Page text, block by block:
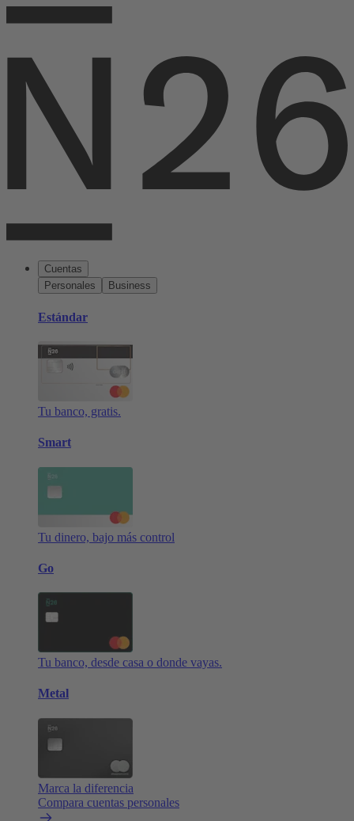
Cuentas
Personales
Business
Estándar
Tu banco, gratis.
Smart
Tu dinero, bajo más control
Go
Tu banco, desde casa o donde vayas.
Metal
Marca la diferencia
Compara cuentas personales